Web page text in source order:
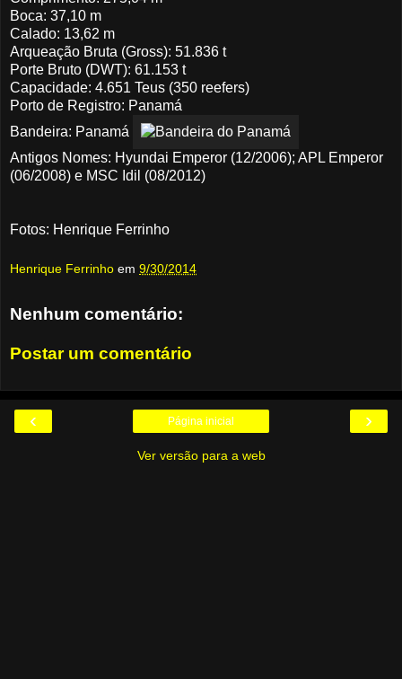
Boca: 37,10 m
Calado: 13,62 m
Arqueação Bruta (Gross): 51.836 t
Porte Bruto (DWT): 61.153 t
Capacidade: 4.651 Teus (350 reefers)
Porto de Registro: Panamá
Bandeira: Panamá
Antigos Nomes: Hyundai Emperor (12/2006); APL Emperor
(06/2008) e MSC Idil (08/2012)
Fotos: Henrique Ferrinho
Henrique Ferrinho em 9/30/2014
Nenhum comentário:
Postar um comentário
‹ ›
Página inicial
Ver versão para a web